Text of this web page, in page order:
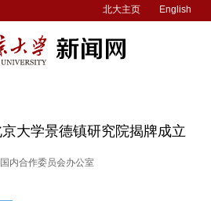
北大主页 English
大学景德镇研究院揭牌成立
内合作委员会办公室